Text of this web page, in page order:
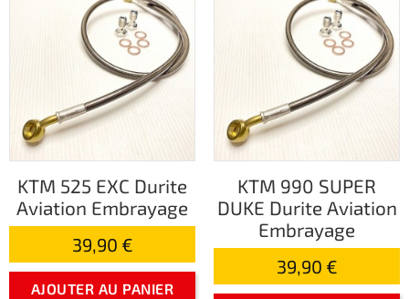
KTM 525 EXC Durite
Aviation Embrayage
39,90 €
AJOUTER AU PANIER
KTM 990 SUPER
DUKE Durite Aviation
Embrayage
39,90 €